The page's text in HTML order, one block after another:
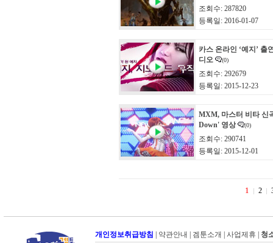
조회수: 287820
등록일: 2016-01-07
카스 온라인 ‘예지’ 출
디오
(0)
조회수: 292679
등록일: 2015-12-23
MXM, 마스터 비타 신
Down' 영상
(0)
조회수: 290741
등록일: 2015-12-01
1 2
개인정보취급방침 약관안내 겜툰소개 사업제휴
청